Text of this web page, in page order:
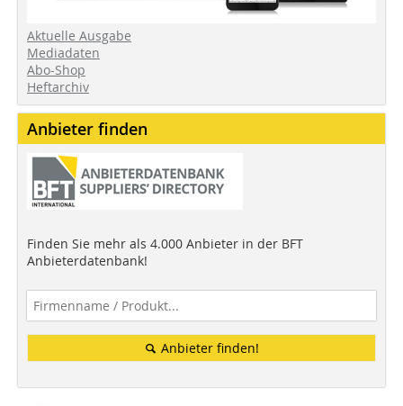
Aktuelle Ausgabe
Mediadaten
Abo-Shop
Heftarchiv
Anbieter finden
Finden Sie mehr als 4.000 Anbieter in der BFT
Anbieterdatenbank!
Anbieter finden!